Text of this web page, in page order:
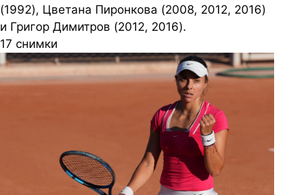
(1992), Цветана Пиронкова (2008, 2012, 2016)
и Григор Димитров (2012, 2016).
17 снимки